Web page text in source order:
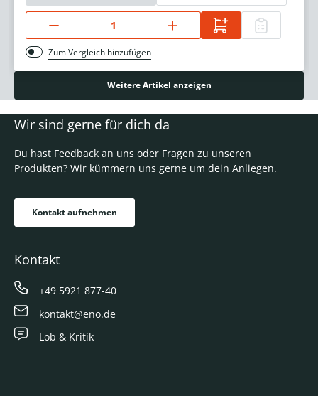
Zum Vergleich hinzufügen
Weitere Artikel anzeigen
Wir sind gerne für dich da
Du hast Feedback an uns oder Fragen zu unseren
Produkten? Wir kümmern uns gerne um dein Anliegen.
Kontakt aufnehmen
Kontakt
+49 5921 877-40
kontakt@eno.de
Lob & Kritik